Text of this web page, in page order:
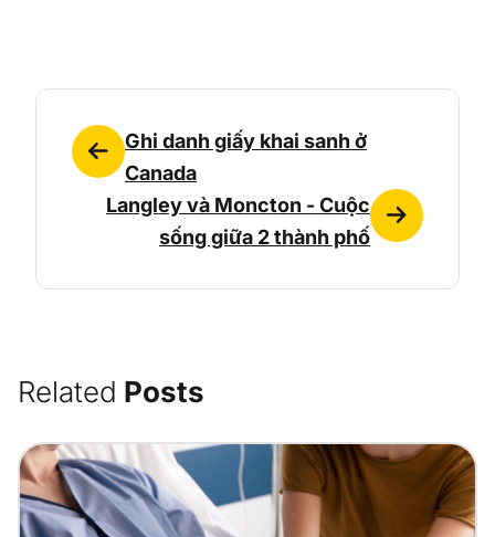
Ghi danh giấy khai sanh ở
Canada
Langley và Moncton - Cuộc
sống giữa 2 thành phố
Related Posts